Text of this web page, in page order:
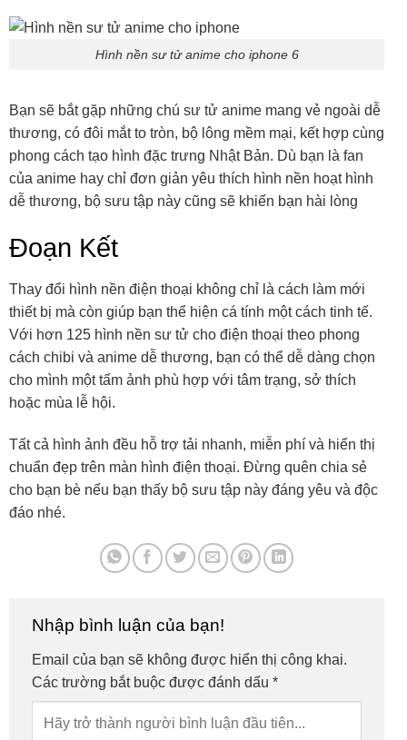
Hình nền sư tử anime cho iphone 6
Bạn sẽ bắt gặp những chú sư tử anime mang vẻ ngoài dễ
thương, có đôi mắt to tròn, bộ lông mềm mại, kết hợp cùng
phong cách tạo hình đặc trưng Nhật Bản. Dù bạn là fan
của anime hay chỉ đơn giản yêu thích hình nền hoạt hình
dễ thương, bộ sưu tập này cũng sẽ khiến bạn hài lòng
Đoạn Kết
Thay đổi hình nền điện thoại không chỉ là cách làm mới
thiết bị mà còn giúp bạn thể hiện cá tính một cách tinh tế.
Với hơn 125 hình nền sư tử cho điện thoại theo phong
cách chibi và anime dễ thương, bạn có thể dễ dàng chọn
cho mình một tấm ảnh phù hợp với tâm trạng, sở thích
hoặc mùa lễ hội.
Tất cả hình ảnh đều hỗ trợ tải nhanh, miễn phí và hiển thị
chuẩn đẹp trên màn hình điện thoại. Đừng quên chia sẻ
cho bạn bè nếu bạn thấy bộ sưu tập này đáng yêu và độc
đáo nhé.
Nhập bình luận của bạn!
Email của bạn sẽ không được hiển thị công khai.
Các trường bắt buộc được đánh dấu *